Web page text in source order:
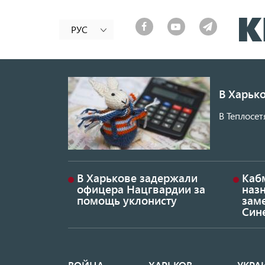
РУС
В
В
В Харькове задержали
офицера Нацгвардии за
помощь уклонисту